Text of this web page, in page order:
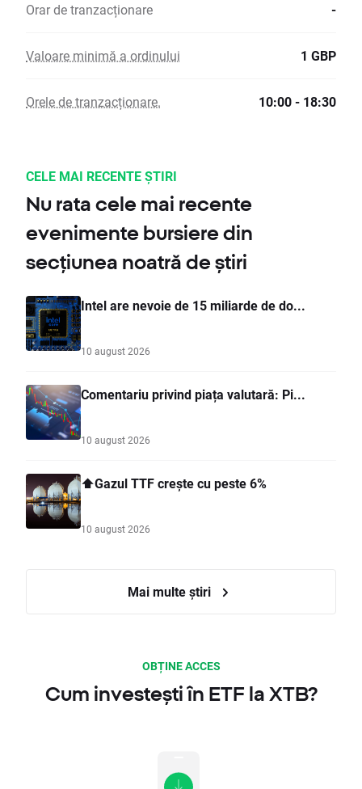
Orar de tranzacționare -
Valoare minimă a ordinului 1 GBP
Orele de tranzacționare. 10:00 - 18:30
CELE MAI RECENTE ȘTIRI
Nu rata cele mai recente
evenimente bursiere din
secțiunea noatră de știri
Intel are nevoie de 15 miliarde de do...
10 august 2026
Comentariu privind piața valutară: Pi...
10 august 2026
⬆️Gazul TTF crește cu peste 6%
10 august 2026
Mai multe știri
OBȚINE ACCES
Cum investești în ETF la XTB?